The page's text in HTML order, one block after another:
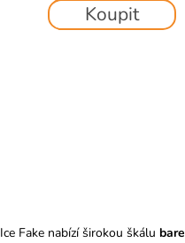
Koupit
Ice Fake nabízí širokou škálu